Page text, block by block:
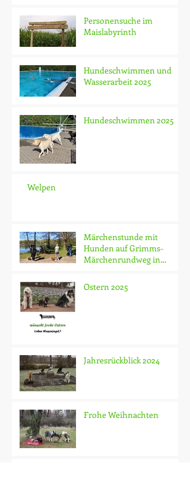
Personensuche im
Maislabyrinth
Hundeschwimmen und
Wasserarbeit 2025
Hundeschwimmen 2025
Welpen
Märchenstunde mit
Hunden auf Grimms-
Märchenrundweg in
Ostern 2025
Jahresrückblick 2024
Frohe Weihnachten